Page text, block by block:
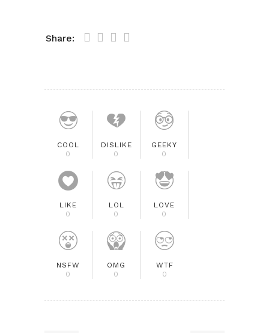
Share:
COOL
0
DISLIKE
0
GEEKY
0
LIKE
0
LOL
0
LOVE
0
NSFW
0
OMG
0
WTF
0